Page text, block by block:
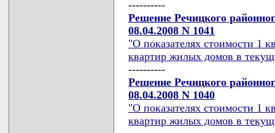
----------
Решение Речицкого
08.04.2008 N 1041
"О показателях стоимости 1
квартир жилых домов в
----------
Решение Речицкого
08.04.2008 N 1040
"О показателях стоимости 1
квартир жилых домов в